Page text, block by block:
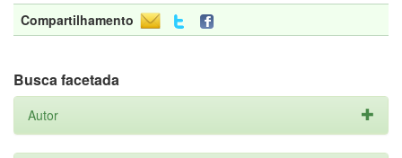
Compartilhamento
Busca facetada
Autor